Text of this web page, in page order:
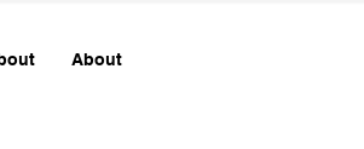
About